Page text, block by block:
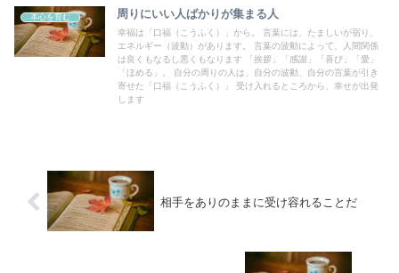
本心を育む 周りにいい人ばかりが集まる人
幸福は「口福（こうふく）」から。 言葉には、たましいが宿り、
エネルギー（波動）があります。 言葉の波動によって、人間関係
は良くもなるし悪くもなります 「挨拶」「感謝」「喜び」「愛」
「ほめる」。 自分の周りの人は、自分の波動、自分の言葉が引き
寄せた「口福（こうふく）」 受け入れるところから、幸せが出発
します
相手をありのままに受け容れることだ